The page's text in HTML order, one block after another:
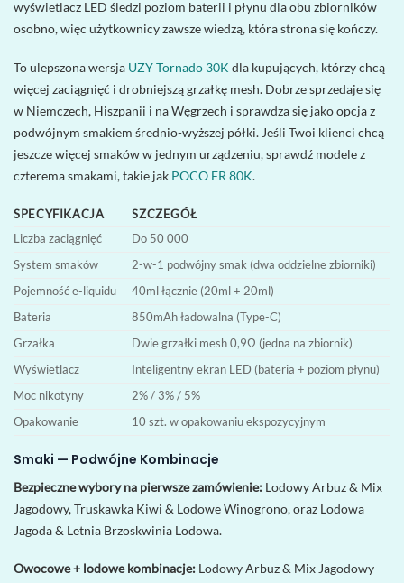
wyświetlacz LED śledzi poziom baterii i płynu dla obu zbiorników
osobno, więc użytkownicy zawsze wiedzą, która strona się kończy.
To ulepszona wersja UZY Tornado 30K dla kupujących, którzy chcą
więcej zaciągnięć i drobniejszą grzałkę mesh. Dobrze sprzedaje się
w Niemczech, Hiszpanii i na Węgrzech i sprawdza się jako opcja z
podwójnym smakiem średnio-wyższej półki. Jeśli Twoi klienci chcą
jeszcze więcej smaków w jednym urządzeniu, sprawdź modele z
czterema smakami, takie jak POCO FR 80K.
SPECYFIKACJA
SZCZEGÓŁ
Liczba zaciągnięć
Do 50 000
System smaków
2-w-1 podwójny smak (dwa oddzielne zbiorniki)
Pojemność e-liquidu
40ml łącznie (20ml + 20ml)
Bateria
850mAh ładowalna (Type-C)
Grzałka
Dwie grzałki mesh 0,9Ω (jedna na zbiornik)
Wyświetlacz
Inteligentny ekran LED (bateria + poziom płynu)
Moc nikotyny
2% / 3% / 5%
Opakowanie
10 szt. w opakowaniu ekspozycyjnym
Smaki — Podwójne Kombinacje
Bezpieczne wybory na pierwsze zamówienie: Lodowy Arbuz & Mix
Jagodowy, Truskawka Kiwi & Lodowe Winogrono, oraz Lodowa
Jagoda & Letnia Brzoskwinia Lodowa.
Owocowe + lodowe kombinacje: Lodowy Arbuz & Mix Jagodowy